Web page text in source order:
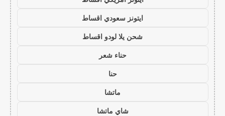
ايتونز سعودي اقساط
شحن يلا لودو اقساط
حناء شعر
حنا
ماتشا
شاي ماتشا